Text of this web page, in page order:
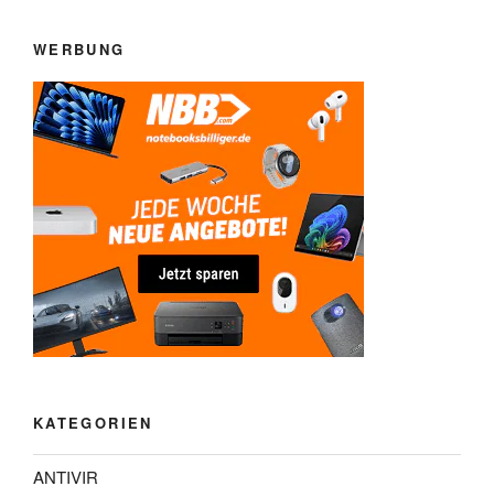
WERBUNG
KATEGORIEN
ANTIVIR